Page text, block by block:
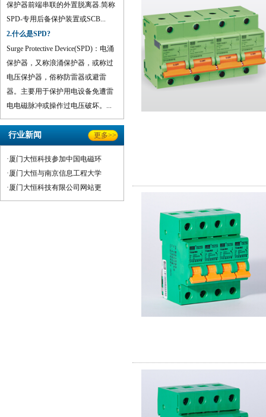
保护器前端串联的外置脱离器.简称
SPD-专用后备保护装置或SCB...
2.什么是SPD?
Surge Protective Device(SPD)：电涌
保护器，又称浪涌保护器，或称过
电压保护器，俗称防雷器或避雷
器。主要用于保护用电设备免遭雷
电电磁脉冲或操作过电压破坏。...
行业新闻 更多>>
·厦门大恒科技参加中国电磁环
·厦门大恒与南京信息工程大学
·厦门大恒科技有限公司网站更